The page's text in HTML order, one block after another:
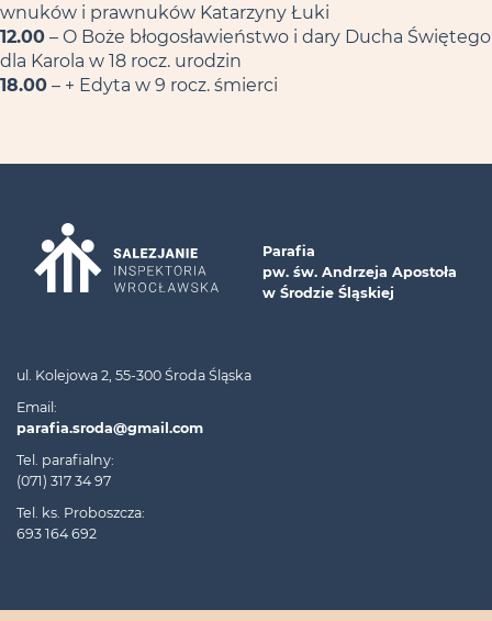
wnuków i prawnuków Katarzyny Łuki
12.00 – O Boże błogosławieństwo i dary Ducha Świętego
dla Karola w 18 rocz. urodzin
18.00 – + Edyta w 9 rocz. śmierci
Parafia
pw. św. Andrzeja Apostoła
w Środzie Śląskiej
ul. Kolejowa 2, 55-300 Środa Śląska
Email:
parafia.sroda@gmail.com
Tel. parafialny:
(071) 317 34 97
Tel. ks. Proboszcza:
693 164 692